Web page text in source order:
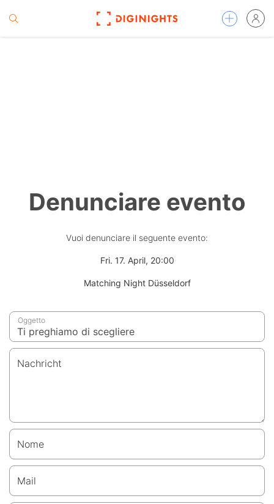
Denunciare evento
Vuoi denunciare il seguente evento:
Fri. 17. April, 20:00
Matching Night Düsseldorf
Oggetto
Nachricht
Nome
Mail